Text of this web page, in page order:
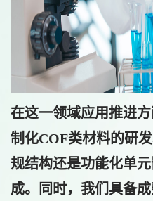
在这一领域应用推进
制化COF类材料的研
规结构还是功能化单
成。同时，我们具备